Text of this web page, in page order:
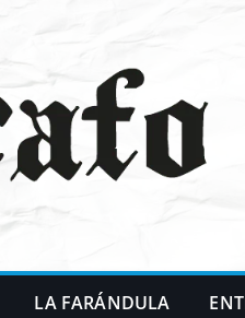
LA FARÁNDULA